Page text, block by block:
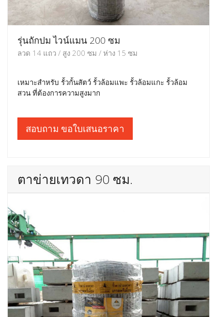
รุ่นถักปม ไวน์แมน 200 ซม
ลวด 14 แถว / สูง 200 ซม / ห่าง 15 ซม
เหมาะสำหรับ รั้วกั้นสัตว์ รั้วล้อมแพะ รั้วล้อมแกะ รั้วล้อม
สวน ที่ต้องการความสูงมาก
สอบถาม ขอใบเสนอราคา
ตาข่ายเทวดา 90 ซม.